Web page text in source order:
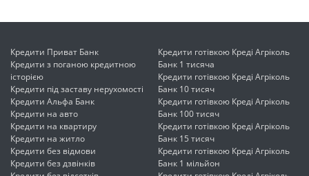
Кредити Приват Банк
Кредити з поганою кредитною
історією
Кредити під заставу нерухомості
Кредити Альфа Банк
Кредити на авто
Кредити на квартиру
Кредити на житло
Кредити без відмови
Кредити без дзвінків
Кредити готівкою Креді Агріколь
Банк 1 тисяча
Кредити готівкою Креді Агріколь
Банк 10 тисяч
Кредити готівкою Креді Агріколь
Банк 100 тисяч
Кредити готівкою Креді Агріколь
Банк 15 тисяч
Кредити готівкою Креді Агріколь
Банк 1 мільйон